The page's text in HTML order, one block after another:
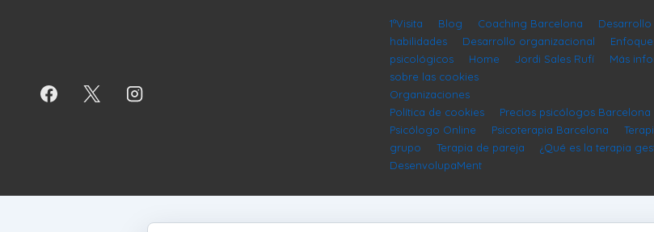
1ªVisita Blog Coaching Barcelona
Desarrollo
habilidades
Desarrollo organizacional
psicológicos
Home Jordi Sales Rufí
Más
sobre las cookies
Organizaciones
Política de cookies
Precios psicólogos Barcelona
Psicólogo Online
Psicoterapia Barcelona
grupo
Terapia de pareja
¿Qué es la terapia
DesenvolupaMent